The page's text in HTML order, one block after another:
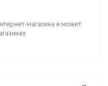
магазина и может